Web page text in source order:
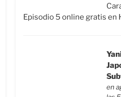
Episodio 5 online gratis en
en